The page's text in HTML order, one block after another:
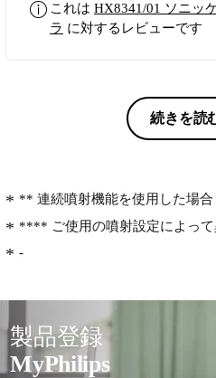
リンスを水道水で希釈した
しています。 エアーフロスを
せん。少し前に、音がして
くなる不具合が生じましたが
間内でしたので、修理の依
ていただきましたので、大変
した。ノズル内に液体が残留
モーターの動作に不具合が生
しています。
これは HX8341/01 ソニッ
ラ に対するレビューです
続きを読
** 連続噴射機能を使用した場合
**** ご使用の噴射設定によって
-
製品登録
MyPhilips